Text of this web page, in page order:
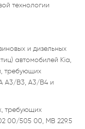
технологии
и дизельных
автомобилей Kia,
требующих
A3/B3, A3/B4 и
требующих
00/505 00, MB 229.5